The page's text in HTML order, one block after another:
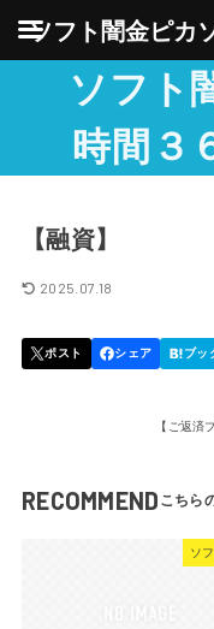
ソフト
時間３
【融資】
2025.07.18
【ご返済
RECOMMEND
ソ
ソフト闇金ピカ